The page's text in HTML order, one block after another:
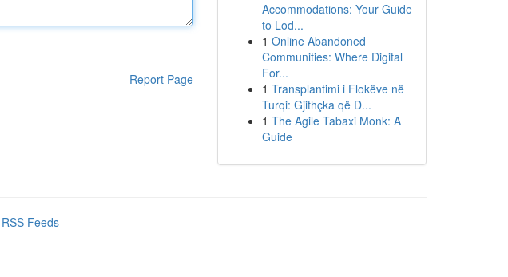
Report Page
Accommodations: Your Guide
to Lod...
1 Online Abandoned
Communities: Where Digital
For...
1 Transplantimi i Flokëve në
Turqi: Gjithçka që D...
1 The Agile Tabaxi Monk: A
Guide
Feeds